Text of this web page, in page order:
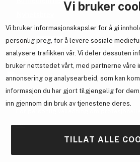
Vi bruker
Vi bruker informasjonskapsler for å gi
personlig preg, for å levere sosiale
analysere trafikken vår. Vi deler dessuten
bruker nettstedet vårt, med partnerne våre
annonsering og analysearbeid, som kan
informasjon du har gjort tilgjengelig for
inn gjennom din bruk av tjenestene deres.
TILLAT ALLE
Samarbeid med oss
En del avBrandsdal Group AS
her.